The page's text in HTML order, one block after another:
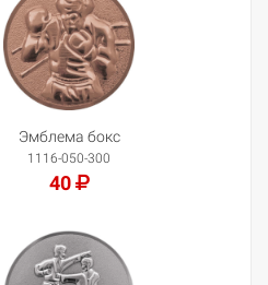
Эмблема бокс
1116-050-300
40
Добавить в корзину